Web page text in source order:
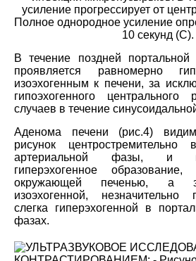
усиление прогрессирует от
Полное однородное усиление
10 секунд (С).
В течение поздней
проявляется равномерно
изоэхогенным к печени, за
гипоэхогенного
случаев в течение
Аденома печени (рис.4)
рисунок
артериальной фазы, и
гиперэхогенное
окружающей печенью, а
изоэхогенной, незначительно
слегка гиперэхогенной в
фазах.